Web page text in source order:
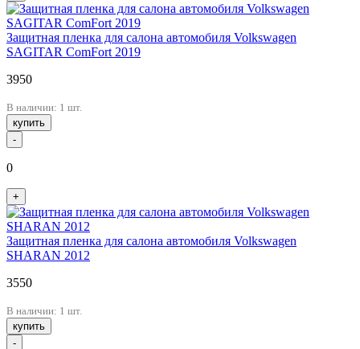
Защитная пленка для салона автомобиля Volkswagen
SAGITAR ComFort 2019
3950
В наличии: 1 шт.
купить
-
0
+
Защитная пленка для салона автомобиля Volkswagen
SHARAN 2012
3550
В наличии: 1 шт.
купить
-